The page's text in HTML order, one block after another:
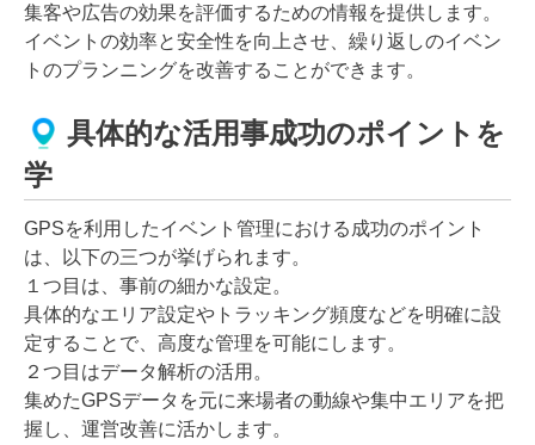
集客や広告の効果を評価するための情報を提供します。
イベントの効率と安全性を向上させ、繰り返しのイベン
トのプランニングを改善することができます。
具体的な活用事成功のポイントを
学
GPSを利用したイベント管理における成功のポイント
は、以下の三つが挙げられます。
１つ目は、事前の細かな設定。
具体的なエリア設定やトラッキング頻度などを明確に設
定することで、高度な管理を可能にします。
２つ目はデータ解析の活用。
集めたGPSデータを元に来場者の動線や集中エリアを把
握し、運営改善に活かします。